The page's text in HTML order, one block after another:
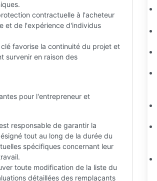
contractuelle à l'acheteur
et de l'expérience d'individus
favorise la continuité du projet et
survenir en raison des
pour l'entrepreneur et
responsable de garantir la
tout au long de la durée du
spécifiques concernant leur
toute modification de la liste du
détaillées des remplaçants